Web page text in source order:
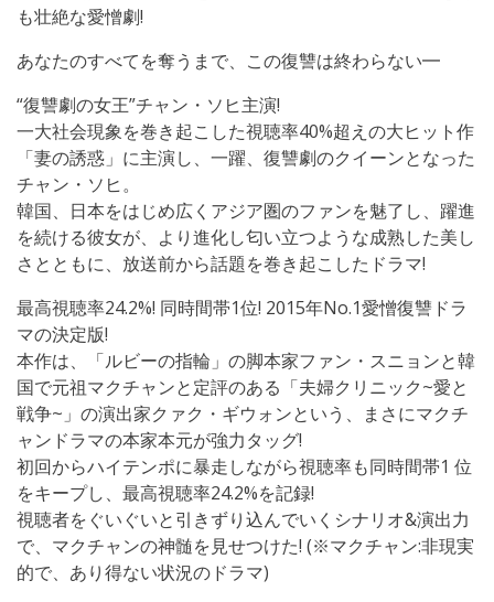
も壮絶な愛憎劇!
あなたのすべてを奪うまで、この復讐は終わらない━
“復讐劇の女王”チャン・ソヒ主演!
一大社会現象を巻き起こした視聴率40%超えの大ヒット作
「妻の誘惑」に主演し、一躍、復讐劇のクイーンとなった
チャン・ソヒ。
韓国、日本をはじめ広くアジア圏のファンを魅了し、躍進
を続ける彼女が、より進化し匂い立つような成熟した美し
さとともに、放送前から話題を巻き起こしたドラマ!
最高視聴率24.2%! 同時間帯1位! 2015年No.1愛憎復讐ドラ
マの決定版!
本作は、「ルビーの指輪」の脚本家ファン・スニョンと韓
国で元祖マクチャンと定評のある「夫婦クリニック~愛と
戦争~」の演出家クァク・ギウォンという、まさにマクチ
ャンドラマの本家本元が強力タッグ!
初回からハイテンポに暴走しながら視聴率も同時間帯1 位
をキープし、最高視聴率24.2%を記録!
視聴者をぐいぐいと引きずり込んでいくシナリオ&演出力
で、マクチャンの神髄を見せつけた! (※マクチャン:非現実
的で、あり得ない状況のドラマ)